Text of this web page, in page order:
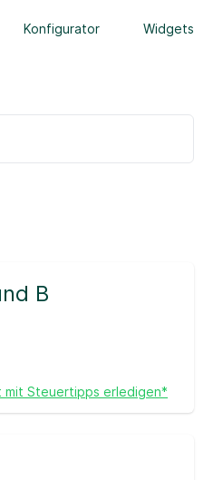
Konfigurator Widgets
B
mit Steuertipps erledigen*